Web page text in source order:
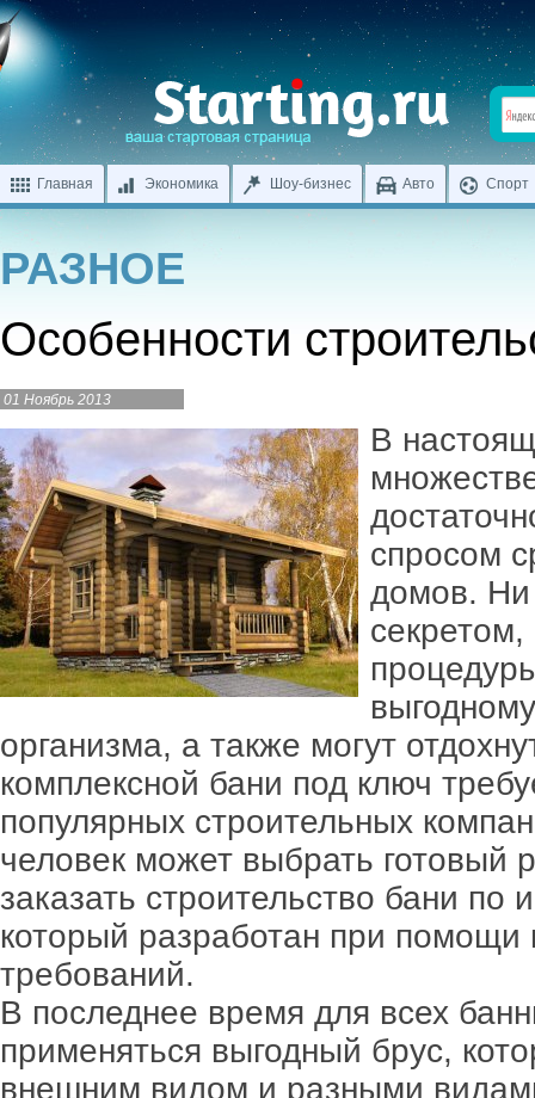
Главная Экономика Шоу-бизнес Авто Спорт
РАЗНОЕ
Особенности
01 Ноябрь 2013
В
спросом
домов. Ни
организма, а также могут
комплексной бани под ключ
популярных строительных
человек может выбрать готовый
заказать строительство бани по
который разработан при помощи
требований.
В последнее время для всех
применяться выгодный брус,
внешним видом и разными